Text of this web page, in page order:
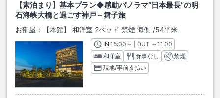
【素泊まり】基本プラン◆感動パノラマ“日本最長”の明
石海峡大橋と過ごす神戸～舞子旅
お部屋： 【本館】 和洋室 2ベッド 禁煙 海側 /54平米
INチェックイン
15:00 ～ | OUT チェックアウト
～11:00
和洋室
食事なし
禁煙
現地/事前支払い